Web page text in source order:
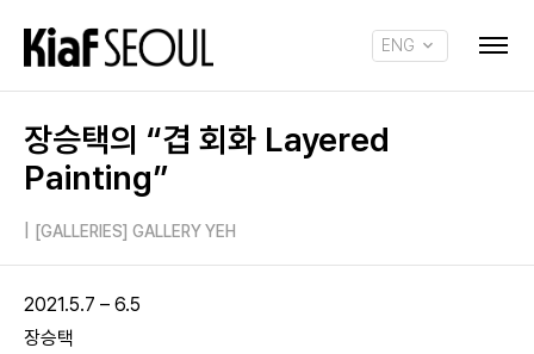
ENG
장승택의 “겹 회화 Layered
Painting”
[GALLERIES] GALLERY YEH
2021.5.7 – 6.5
장승택